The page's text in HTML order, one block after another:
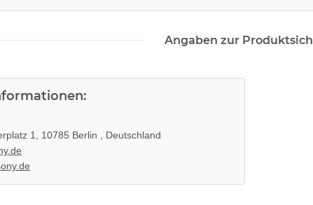
Angaben zur
1, 10785 Berlin , Deutschland